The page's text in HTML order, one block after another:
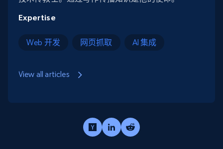
Expertise
Web 开发 网页抓取 AI 集成
View all articles